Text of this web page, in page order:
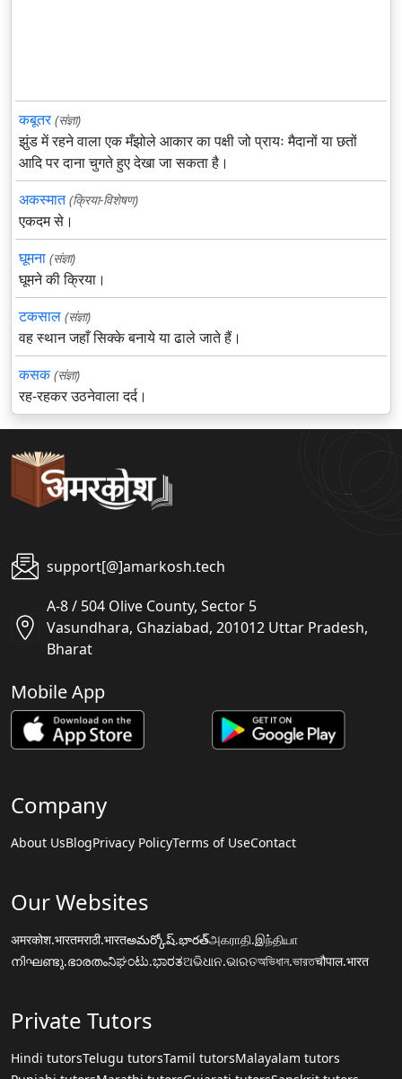
कबूतर (संज्ञा)
झुंड में रहने वाला एक मँझोले आकार का पक्षी जो प्रायः मैदानों या छतों
आदि पर दाना चुगते हुए देखा जा सकता है।
अकस्मात (क्रिया-विशेषण)
एकदम से।
घूमना (संज्ञा)
घूमने की क्रिया।
टकसाल (संज्ञा)
वह स्थान जहाँ सिक्के बनाये या ढाले जाते हैं।
कसक (संज्ञा)
रह-रहकर उठनेवाला दर्द।
support[@]amarkosh.tech
A-8 / 504 Olive County, Sector 5
Vasundhara, Ghaziabad, 201012 Uttar Pradesh,
Bharat
Mobile App
Company
About UsBlogPrivacy PolicyTerms of UseContact
Our Websites
अमरकोश.भारतमराठी.भारतఅమర్కోష్.భారత్அகராதி.இந்தியா
നിഘണ്ടു.ഭാരതംನಿಘಂಟು.ಭಾರತଅଭିଧାନ.ଭାରତঅভিধান.ভারতचौपाल.भारत
Private Tutors
Hindi tutorsTelugu tutorsTamil tutorsMalayalam tutors